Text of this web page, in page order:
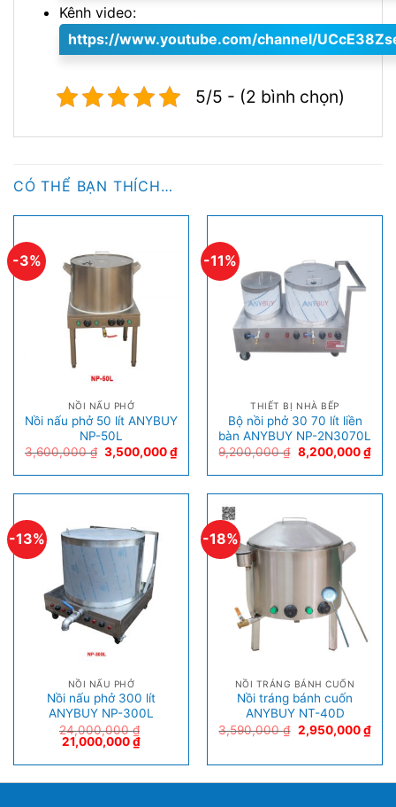
Kênh video:
https://www.youtube.com/channel/
5/5 - (2 bình chọn)
CÓ THỂ BẠN THÍCH…
-3%
NỒI NẤU PHỞ
Nồi nấu phở 50 lít ANYBUY
NP-50L
3,600,000₫ 3,500,000₫
-11%
THIẾT BỊ NHÀ BẾP
Bộ nồi phở 30 70 lít liền
bàn ANYBUY NP-2N3070L
9,200,000₫ 8,200,000₫
-13%
NỒI NẤU PHỞ
Nồi nấu phở 300 lít
ANYBUY NP-300L
24,000,000₫
21,000,000₫
-18%
NỒI TRÁNG BÁNH CUỐN
Nồi tráng bánh cuốn
ANYBUY NT-40D
3,590,000₫ 2,950,000₫